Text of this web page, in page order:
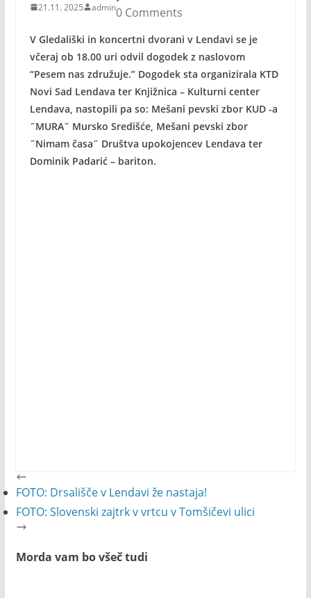
21.11. 2025 admin0 Comments
V Gledališki in koncertni dvorani v Lendavi se je
včeraj ob 18.00 uri odvil dogodek z naslovom
“Pesem nas združuje.” Dogodek sta organizirala KTD
Novi Sad Lendava ter Knjižnica – Kulturni center
Lendava, nastopili pa so: Mešani pevski zbor KUD -a
˝MURA˝ Mursko Središće, Mešani pevski zbor
˝Nimam časa˝ Društva upokojencev Lendava ter
Dominik Padarić – bariton.
FOTO: Drsališče v Lendavi že nastaja!
FOTO: Slovenski zajtrk v vrtcu v Tomšičevi ulici
Morda vam bo všeč tudi